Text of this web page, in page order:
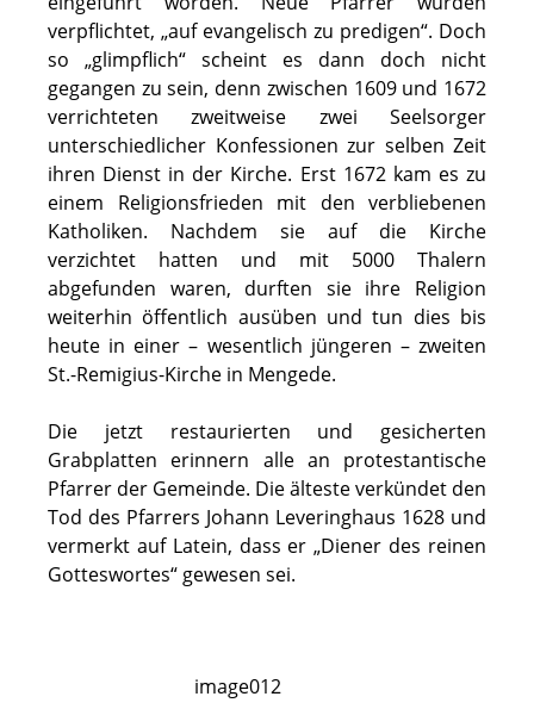
verpflichtet, „auf evangelisch zu predigen“. Doch
so „glimpflich“ scheint es dann doch nicht
gegangen zu sein, denn zwischen 1609 und 1672
verrichteten zweitweise zwei Seelsorger
unterschiedlicher Konfessionen zur selben Zeit
ihren Dienst in der Kirche. Erst 1672 kam es zu
einem Religionsfrieden mit den verbliebenen
Katholiken. Nachdem sie auf die Kirche
verzichtet hatten und mit 5000 Thalern
abgefunden waren, durften sie ihre Religion
weiterhin öffentlich ausüben und tun dies bis
heute in einer – wesentlich jüngeren – zweiten
St.-Remigius-Kirche in Mengede.
Die jetzt restaurierten und gesicherten
Grabplatten erinnern alle an protestantische
Pfarrer der Gemeinde. Die älteste verkündet den
Tod des Pfarrers Johann Leveringhaus 1628 und
vermerkt auf Latein, dass er „Diener des reinen
Gotteswortes“ gewesen sei.